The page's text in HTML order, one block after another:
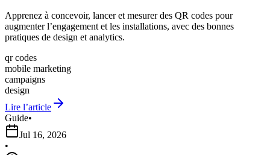
Apprenez à concevoir, lancer et mesurer des QR codes pour
augmenter l’engagement et les installations, avec des bonnes
pratiques de design et analytics.
qr codes
mobile marketing
campaigns
design
Lire l’article
Guide•
Jul 16, 2026
•